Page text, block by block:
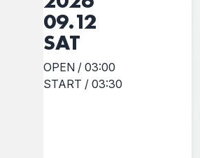
09.12
SAT
OPEN / 03:00
START / 03:30